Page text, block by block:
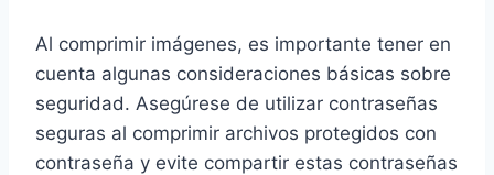
Al comprimir imágenes, es importante tener en
cuenta algunas consideraciones básicas sobre
seguridad. Asegúrese de utilizar contraseñas
seguras al comprimir archivos protegidos con
contraseña y evite compartir estas contraseñas